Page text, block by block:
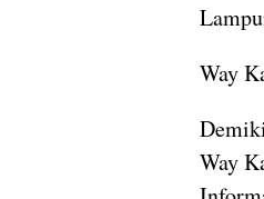
Way
Way